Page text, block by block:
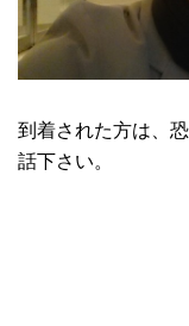
到着された方は、
話下さい。